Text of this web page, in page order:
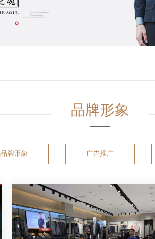
品牌形象
品牌形象 广告推广